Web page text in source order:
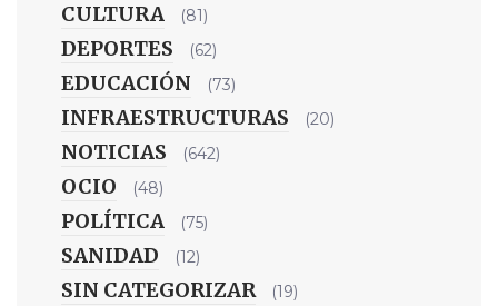
CULTURA (81)
DEPORTES (62)
EDUCACIÓN (73)
INFRAESTRUCTURAS (20)
NOTICIAS (642)
OCIO (48)
POLÍTICA (75)
SANIDAD (12)
SIN CATEGORIZAR (19)